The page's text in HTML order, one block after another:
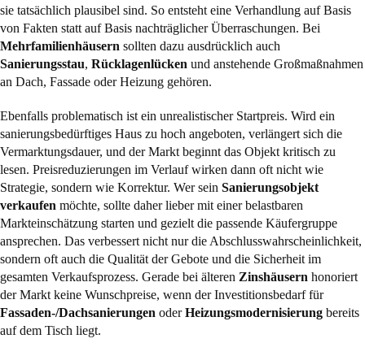
sie tatsächlich plausibel sind. So entsteht eine Verhandlung auf Basis
von Fakten statt auf Basis nachträglicher Überraschungen. Bei
Mehrfamilienhäusern sollten dazu ausdrücklich auch
Sanierungsstau, Rücklagenlücken und anstehende Großmaßnahmen
an Dach, Fassade oder Heizung gehören.
Ebenfalls problematisch ist ein unrealistischer Startpreis. Wird ein
sanierungsbedürftiges Haus zu hoch angeboten, verlängert sich die
Vermarktungsdauer, und der Markt beginnt das Objekt kritisch zu
lesen. Preisreduzierungen im Verlauf wirken dann oft nicht wie
Strategie, sondern wie Korrektur. Wer sein Sanierungsobjekt
verkaufen möchte, sollte daher lieber mit einer belastbaren
Markteinschätzung starten und gezielt die passende Käufergruppe
ansprechen. Das verbessert nicht nur die Abschlusswahrscheinlichkeit,
sondern oft auch die Qualität der Gebote und die Sicherheit im
gesamten Verkaufsprozess. Gerade bei älteren Zinshäusern honoriert
der Markt keine Wunschpreise, wenn der Investitionsbedarf für
Fassaden-/Dachsanierungen oderHeizungsmodernisierung bereits
auf dem Tisch liegt.